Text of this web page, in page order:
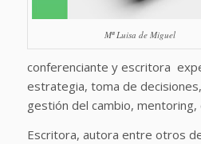
Mª Luisa de Miguel
conferenciante y escritora
estrategia, toma de
gestión del cambio, mentoring,
Escritora, autora entre otros